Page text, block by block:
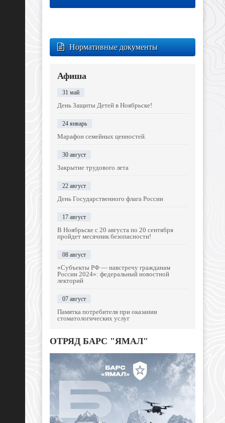
Нормативные документы
Афиша
31 май
День Защиты Детей в Ноябрьске!
24 январь
Марафон семейных ценностей.
30 август
Закрытие трудового лета
22 август
День Государственного флага России
17 август
В Ноябрьске с 20 августа по 20 сентября
пройдет месячник безопасности!
08 август
«Субъекты РФ — навстречу гражданам
России 2024»: федеральный новостной
лекторий
07 август
Памятка потребителя при оказании
стоматологических услуг
ОТРЯД БАРС "ЯМАЛ"